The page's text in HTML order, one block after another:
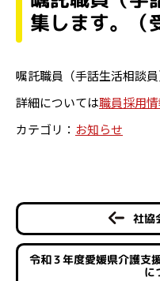
集します。（
嘱託職員（手話生活相談員
詳細については職員採用
カテゴリ： お知らせ
社協
令和３年度愛媛県介護支
に